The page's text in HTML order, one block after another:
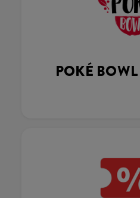
POKÉ